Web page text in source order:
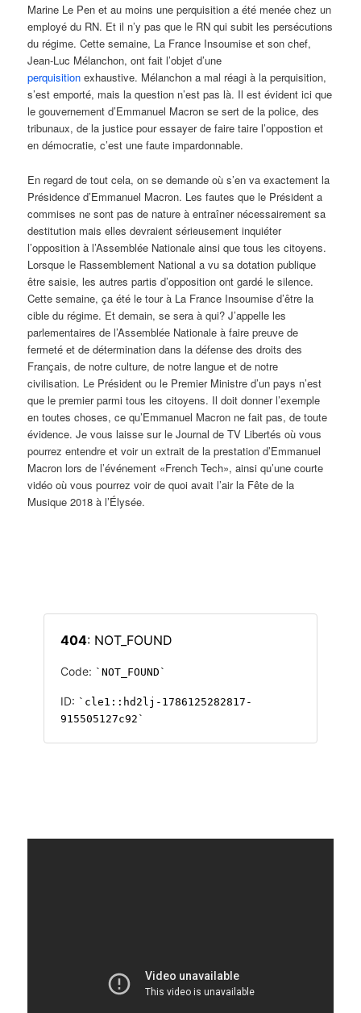
Marine Le Pen et au moins une perquisition a été menée chez un
employé du RN. Et il n’y pas que le RN qui subit les persécutions
du régime. Cette semaine, La France Insoumise et son chef,
Jean-Luc Mélanchon, ont fait l’objet d’une
perquisition exhaustive. Mélanchon a mal réagi à la perquisition,
s’est emporté, mais la question n’est pas là. Il est évident ici que
le gouvernement d’Emmanuel Macron se sert de la police, des
tribunaux, de la justice pour essayer de faire taire l’oppostion et
en démocratie, c’est une faute impardonnable.
En regard de tout cela, on se demande où s’en va exactement la
Présidence d’Emmanuel Macron. Les fautes que le Président a
commises ne sont pas de nature à entraîner nécessairement sa
destitution mais elles devraient sérieusement inquiéter
l’opposition à l’Assemblée Nationale ainsi que tous les citoyens.
Lorsque le Rassemblement National a vu sa dotation publique
être saisie, les autres partis d’opposition ont gardé le silence.
Cette semaine, ça été le tour à La France Insoumise d’être la
cible du régime. Et demain, se sera à qui? J’appelle les
parlementaires de l’Assemblée Nationale à faire preuve de
fermeté et de détermination dans la défense des droits des
Français, de notre culture, de notre langue et de notre
civilisation. Le Président ou le Premier Ministre d’un pays n’est
que le premier parmi tous les citoyens. Il doit donner l’exemple
en toutes choses, ce qu’Emmanuel Macron ne fait pas, de toute
évidence. Je vous laisse sur le Journal de TV Libertés où vous
pourrez entendre et voir un extrait de la prestation d’Emmanuel
Macron lors de l’événement «French Tech», ainsi qu’une courte
vidéo où vous pourrez voir de quoi avait l’air la Fête de la
Musique 2018 à l’Élysée.